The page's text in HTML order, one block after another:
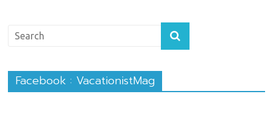
Facebook : VacationistMag